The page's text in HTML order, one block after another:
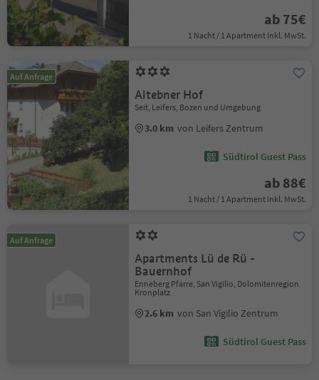
ab 75€
1 Nacht / 1 Apartment Inkl. MwSt.
Auf Anfrage
Altebner Hof
Seit, Leifers, Bozen und Umgebung
3.0 km von Leifers Zentrum
Südtirol Guest Pass
ab 88€
1 Nacht / 1 Apartment Inkl. MwSt.
Auf Anfrage
Apartments Lü de Rü -
Bauernhof
Enneberg Pfarre, San Vigilio, Dolomitenregion
Kronplatz
2.6 km von San Vigilio Zentrum
Südtirol Guest Pass